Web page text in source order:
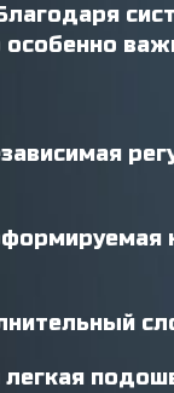
особенно
легкая